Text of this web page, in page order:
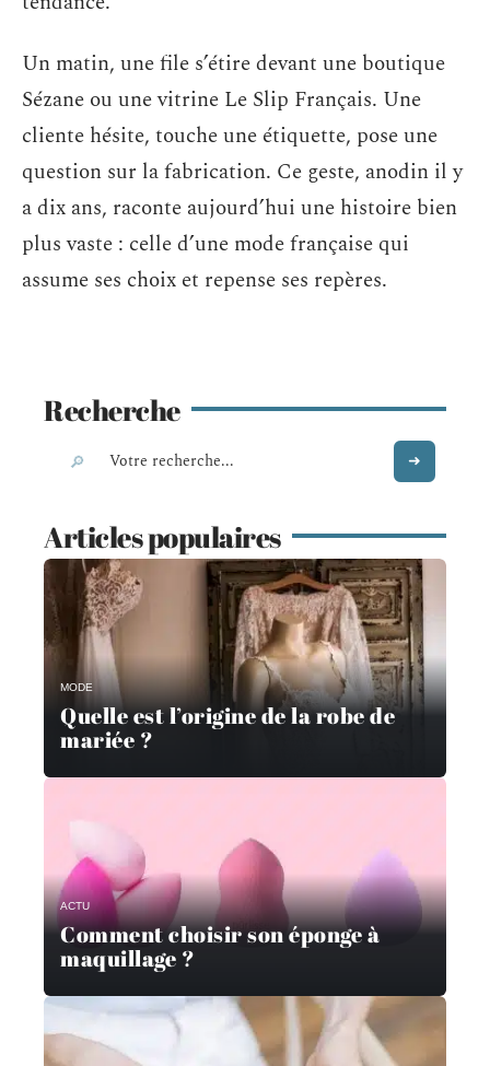
Un matin, une file s’étire devant une boutique
Sézane ou une vitrine Le Slip Français. Une
cliente hésite, touche une étiquette, pose une
question sur la fabrication. Ce geste, anodin il y
a dix ans, raconte aujourd’hui une histoire bien
plus vaste : celle d’une mode française qui
assume ses choix et repense ses repères.
Recherche
Articles populaires
MODE
Quelle est l’origine de la robe de
mariée ?
ACTU
Comment choisir son éponge à
maquillage ?